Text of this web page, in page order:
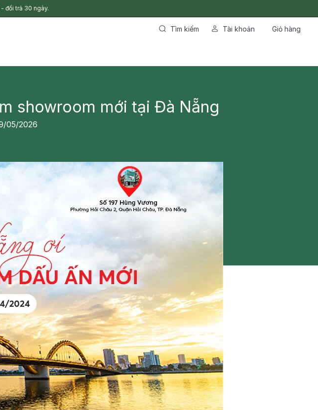
đổi trả 30 ngày.
Tìm kiếm Tài khoản Giỏ hàng
showroom mới tại Đà Nẵng
05/2026